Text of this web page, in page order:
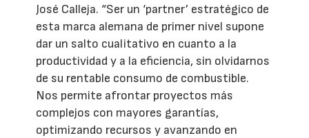
José Calleja. “Ser un ‘partner’ estratégico de
esta marca alemana de primer nivel supone
dar un salto cualitativo en cuanto a la
productividad y a la eficiencia, sin olvidarnos
de su rentable consumo de combustible.
Nos permite afrontar proyectos más
complejos con mayores garantías,
optimizando recursos y avanzando en